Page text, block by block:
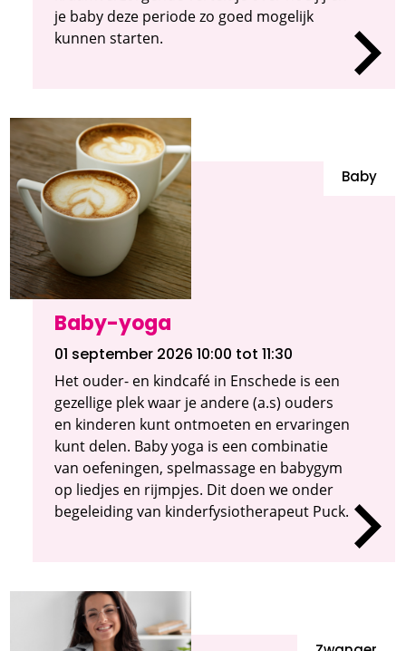
je baby deze periode zo goed mogelijk
kunnen starten.
Baby-yoga
Baby
01 september 2026 10:00 tot 11:30
Het ouder- en kindcafé in Enschede is een
gezellige plek waar je andere (a.s) ouders
en kinderen kunt ontmoeten en ervaringen
kunt delen. Baby yoga is een combinatie
van oefeningen, spelmassage en babygym
op liedjes en rijmpjes. Dit doen we onder
begeleiding van kinderfysiotherapeut Puck.